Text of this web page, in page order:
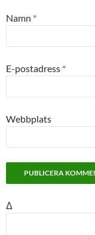
Namn *
E-postadress *
Webbplats
Δ